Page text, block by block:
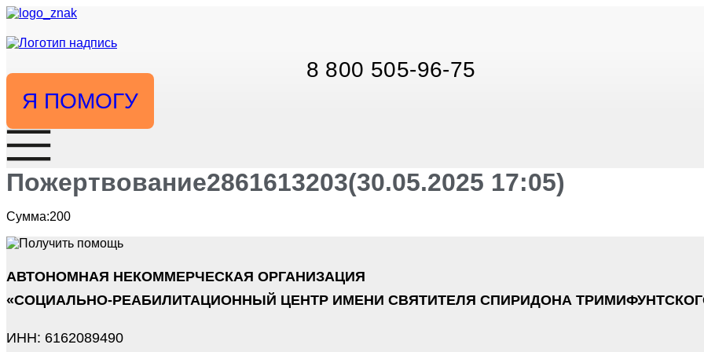
Перейти
содержимому
8 800 505-96-75
Я ПОМОГУ
Пожертвование2861613203(30.05.2025 17:05)
Сумма:200
АВТОНОМНАЯ НЕКОММЕРЧЕСКАЯ ОРГАНИЗАЦИЯ
«СОЦИАЛЬНО-РЕАБИЛИТАЦИОННЫЙ ЦЕНТР ИМЕНИ СВЯТИТЕЛЯ СПИРИДОНА
ИНН: 6162089490